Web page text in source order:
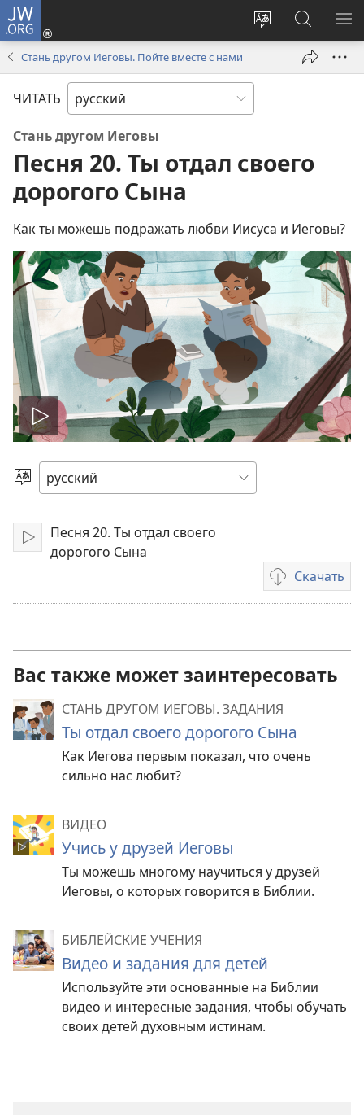
JW.ORG
Изменить
Войти
(открывается
окне)
Поиск
по
jw.org
Стань другом Иеговы. Пойте вместе с нами
ЧИТАТЬ
Стань другом Иеговы
Песня 20. Ты отдал своего
дорогого Сына
Как ты можешь подражать любви Иисуса и Иеговы?
Воспроизвести
видео
Выбрать
язык
Воспроизвести
Песня 20. Ты отдал своего
дорогого Сына
Скачать
Варианты
загрузки
Вас также может заинтересовать
СТАНЬ ДРУГОМ ИЕГОВЫ. ЗАДАНИЯ
Ты отдал своего дорогого Сына
Как Иегова первым показал, что очень
сильно нас любит?
ВИДЕО
Учись у друзей Иеговы
Ты можешь многому научиться у друзей
Иеговы, о которых говорится в Библии.
БИБЛЕЙСКИЕ УЧЕНИЯ
Видео и задания для детей
Используйте эти основанные на Библии
видео и интересные задания, чтобы обучать
своих детей духовным истинам.